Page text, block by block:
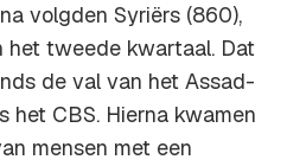
volgden Syriërs (860),
tweede kwartaal. Dat
de val van het Assad-
het CBS. Hierna kwamen
mensen met een